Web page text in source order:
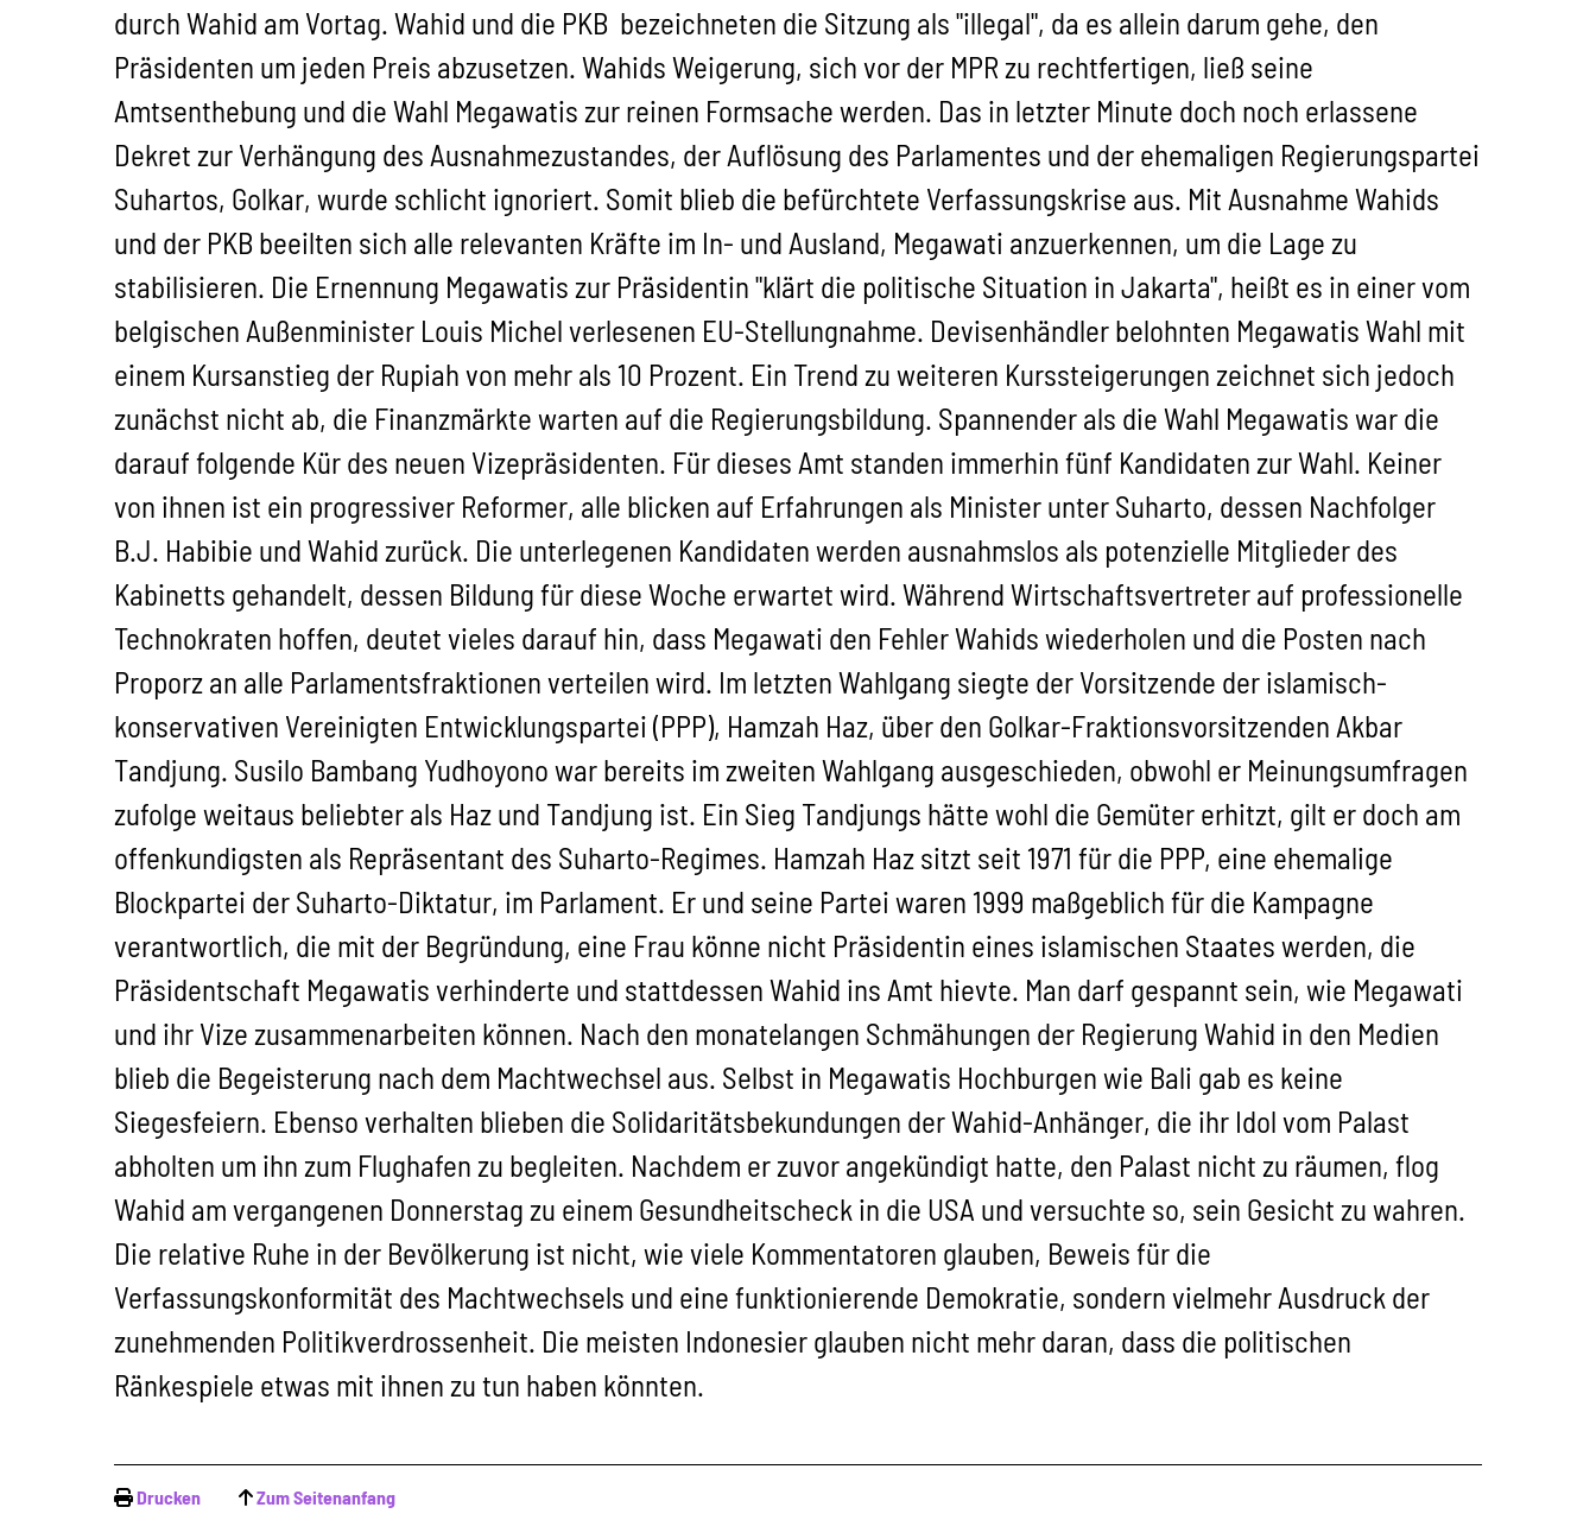
durch Wahid am Vortag. Wahid und die PKB bezeichneten die Sitzung als "illegal", da es allein darum gehe, den
Präsidenten um jeden Preis abzusetzen. Wahids Weigerung, sich vor der MPR zu rechtfertigen, ließ seine
Amtsenthebung und die Wahl Megawatis zur reinen Formsache werden. Das in letzter Minute doch noch erlassene
Dekret zur Verhängung des Ausnahmezustandes, der Auflösung des Parlamentes und der ehemaligen Regierungspartei
Suhartos, Golkar, wurde schlicht ignoriert. Somit blieb die befürchtete Verfassungskrise aus. Mit Ausnahme Wahids
und der PKB beeilten sich alle relevanten Kräfte im In- und Ausland, Megawati anzuerkennen, um die Lage zu
stabilisieren. Die Ernennung Megawatis zur Präsidentin "klärt die politische Situation in Jakarta", heißt es in einer vom
belgischen Außenminister Louis Michel verlesenen EU-Stellungnahme. Devisenhändler belohnten Megawatis Wahl mit
einem Kursanstieg der Rupiah von mehr als 10 Prozent. Ein Trend zu weiteren Kurssteigerungen zeichnet sich jedoch
zunächst nicht ab, die Finanzmärkte warten auf die Regierungsbildung. Spannender als die Wahl Megawatis war die
darauf folgende Kür des neuen Vizepräsidenten. Für dieses Amt standen immerhin fünf Kandidaten zur Wahl. Keiner
von ihnen ist ein progressiver Reformer, alle blicken auf Erfahrungen als Minister unter Suharto, dessen Nachfolger
B.J. Habibie und Wahid zurück. Die unterlegenen Kandidaten werden ausnahmslos als potenzielle Mitglieder des
Kabinetts gehandelt, dessen Bildung für diese Woche erwartet wird. Während Wirtschaftsvertreter auf professionelle
Technokraten hoffen, deutet vieles darauf hin, dass Megawati den Fehler Wahids wiederholen und die Posten nach
Proporz an alle Parlamentsfraktionen verteilen wird. Im letzten Wahlgang siegte der Vorsitzende der islamisch-
konservativen Vereinigten Entwicklungspartei (PPP), Hamzah Haz, über den Golkar-Fraktionsvorsitzenden Akbar
Tandjung. Susilo Bambang Yudhoyono war bereits im zweiten Wahlgang ausgeschieden, obwohl er Meinungsumfragen
zufolge weitaus beliebter als Haz und Tandjung ist. Ein Sieg Tandjungs hätte wohl die Gemüter erhitzt, gilt er doch am
offenkundigsten als Repräsentant des Suharto-Regimes. Hamzah Haz sitzt seit 1971 für die PPP, eine ehemalige
Blockpartei der Suharto-Diktatur, im Parlament. Er und seine Partei waren 1999 maßgeblich für die Kampagne
verantwortlich, die mit der Begründung, eine Frau könne nicht Präsidentin eines islamischen Staates werden, die
Präsidentschaft Megawatis verhinderte und stattdessen Wahid ins Amt hievte. Man darf gespannt sein, wie Megawati
und ihr Vize zusammenarbeiten können. Nach den monatelangen Schmähungen der Regierung Wahid in den Medien
blieb die Begeisterung nach dem Machtwechsel aus. Selbst in Megawatis Hochburgen wie Bali gab es keine
Siegesfeiern. Ebenso verhalten blieben die Solidaritätsbekundungen der Wahid-Anhänger, die ihr Idol vom Palast
abholten um ihn zum Flughafen zu begleiten. Nachdem er zuvor angekündigt hatte, den Palast nicht zu räumen, flog
Wahid am vergangenen Donnerstag zu einem Gesundheitscheck in die USA und versuchte so, sein Gesicht zu wahren.
Die relative Ruhe in der Bevölkerung ist nicht, wie viele Kommentatoren glauben, Beweis für die
Verfassungskonformität des Machtwechsels und eine funktionierende Demokratie, sondern vielmehr Ausdruck der
zunehmenden Politikverdrossenheit. Die meisten Indonesier glauben nicht mehr daran, dass die politischen
Ränkespiele etwas mit ihnen zu tun haben könnten.
Drucken Zum Seitenanfang